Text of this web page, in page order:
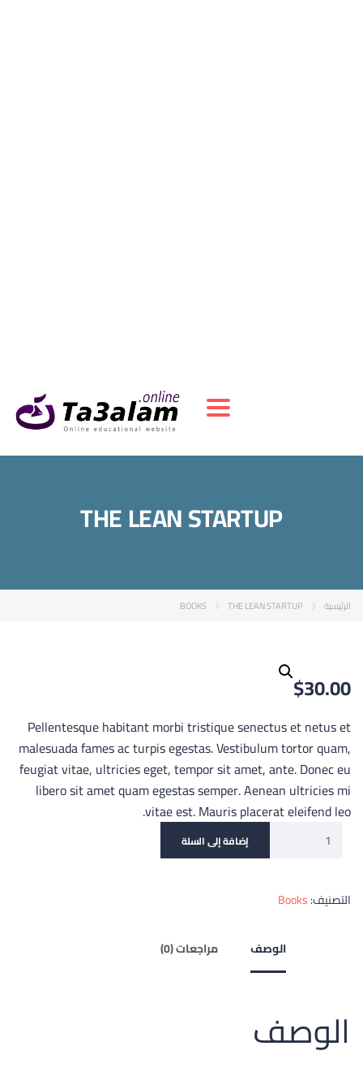
Toggle navigation
THE LEAN STARTUP
الرئيسية BOOKS THE LEAN STARTUP
$30.00
Pellentesque habitant morbi tristique senectus et netus et
malesuada fames ac turpis egestas. Vestibulum tortor quam,
feugiat vitae, ultricies eget, tempor sit amet, ante. Donec eu
libero sit amet quam egestas semper. Aenean ultricies mi
vitae est. Mauris placerat eleifend leo.
إضافة إلى السلة
التصنيف:Books
الوصف مراجعات (0)
الوصف